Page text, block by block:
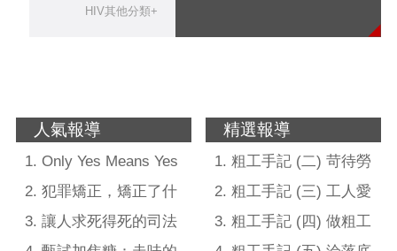
HIV其他分類+
人氣報導
Only Yes Means Yes
~ 關於積極同意模式的
16個Q/A
犯罪矯正，矯正了什
麼── 談冤案無辜者無
法「矯正」的心理處境
讓人求死得死的司法
體制：我看《第三度殺
精選報導
粗工手記 (二) 苛待勞
工的業者照拿政府標案
粗工手記 (三) 工人愛
喝酒精性飲料？工地文
化、工作環境及工人健
粗工手記 (四) 做粗工
的都是哪些人？